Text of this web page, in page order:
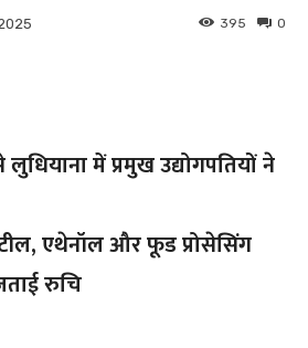
0
395
में प्रमुख उद्योगपतियों ने
एथेनॉल और फूड प्रोसेसिंग
रुचि